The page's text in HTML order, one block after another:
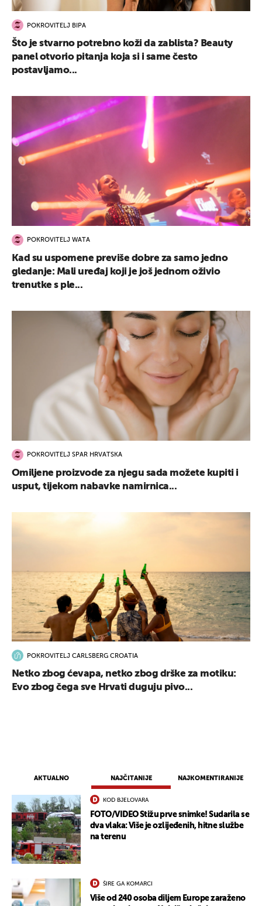
AKTUALNO NAJČITANIJE NAJKOMENTIRANIJE
KOD BJELOVARA
FOTO/VIDEO Stižu prve snimke! Sudarila se
dva vlaka: Više je ozlijeđenih, hitne službe
na terenu
ŠIRE GA KOMARCI
Više od 240 osoba diljem Europe zaraženo
POKROVITELJ BIPA
Što je stvarno potrebno koži da zablista? Beauty
panel otvorio pitanja koja si i same često
postavljamo...
POKROVITELJ WATA
Kad su uspomene previše dobre za samo jedno
gledanje: Mali uređaj koji je još jednom oživio
trenutke s ple...
POKROVITELJ SPAR HRVATSKA
Omiljene proizvode za njegu sada možete kupiti i
usput, tijekom nabavke namirnica...
POKROVITELJ CARLSBERG CROATIA
Netko zbog ćevapa, netko zbog drške za motiku:
Evo zbog čega sve Hrvati duguju pivo...